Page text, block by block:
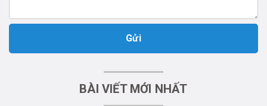
Gửi
BÀI VIẾT MỚI NHẤT